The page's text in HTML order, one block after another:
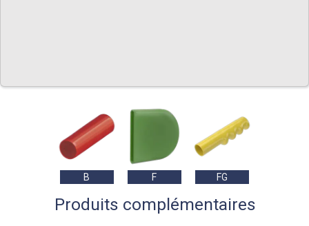
B F FG
Produits complémentaires